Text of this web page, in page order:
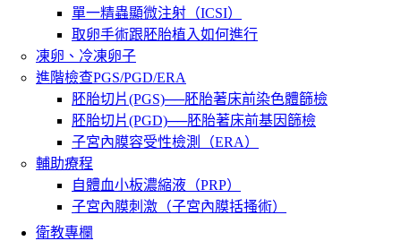
單一精蟲顯微注射（ICSI）
取卵手術跟胚胎植入如何進行
凍卵、冷凍卵子
進階檢查PGS/PGD/ERA
胚胎切片(PGS)──胚胎著床前染色體篩檢
胚胎切片(PGD)──胚胎著床前基因篩檢
子宮內膜容受性檢測（ERA）
輔助療程
自體血小板濃縮液（PRP）
子宮內膜刺激（子宮內膜括搔術）
衛教專欄